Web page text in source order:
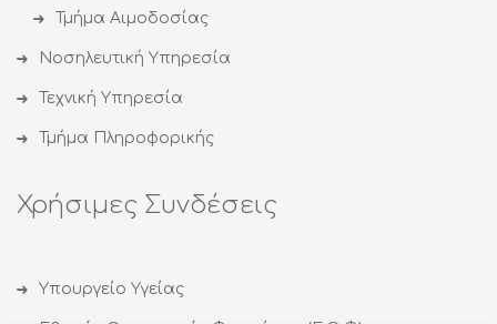
Τμήμα Αιμοδοσίας
Νοσηλευτική Υπηρεσία
Τεχνική Υπηρεσία
Τμήμα Πληροφορικής
Χρήσιμες Συνδέσεις
Υπουργείο Υγείας